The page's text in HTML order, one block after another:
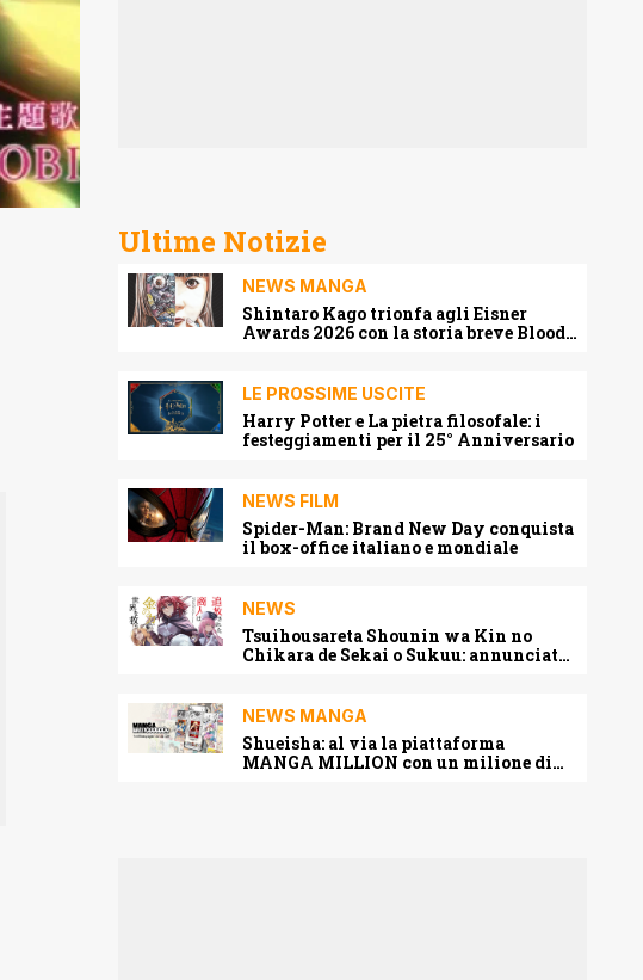
Ultime Notizie
NEWS MANGA
Shintaro Kago trionfa agli Eisner
Awards 2026 con la storia breve Blood
LE PROSSIME USCITE
Harry Potter e La pietra filosofale: i
festeggiamenti per il 25° Anniversario
NEWS FILM
Spider-Man: Brand New Day conquista
il box-office italiano e mondiale
NEWS
Tsuihousareta Shounin wa Kin no
Chikara de Sekai o Sukuu: annunciato
NEWS MANGA
Shueisha: al via la piattaforma
MANGA MILLION con un milione di